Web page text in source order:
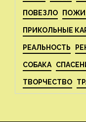
ПОВЕЗЛО
ПРИКОЛЬНЫЕ
РЕАЛЬНОСТЬ
СОБАКА
ТВОРЧЕСТВО